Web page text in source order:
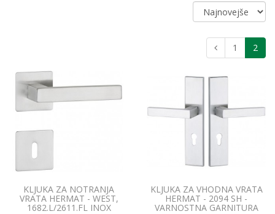
1 2
KLJUKA ZA NOTRANJA
VRATA HERMAT - WEST,
1682.L/2611.FL INOX
KLJUKA ZA VHODNA VRATA
HERMAT - 2094 SH -
VARNOSTNA GARNITURA